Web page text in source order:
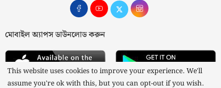
মোবাইল অ্যাপস ডাউনলোড করুন
This website uses cookies to improve your experience. We'll
assume you're ok with this, but you can opt-out if you wish.